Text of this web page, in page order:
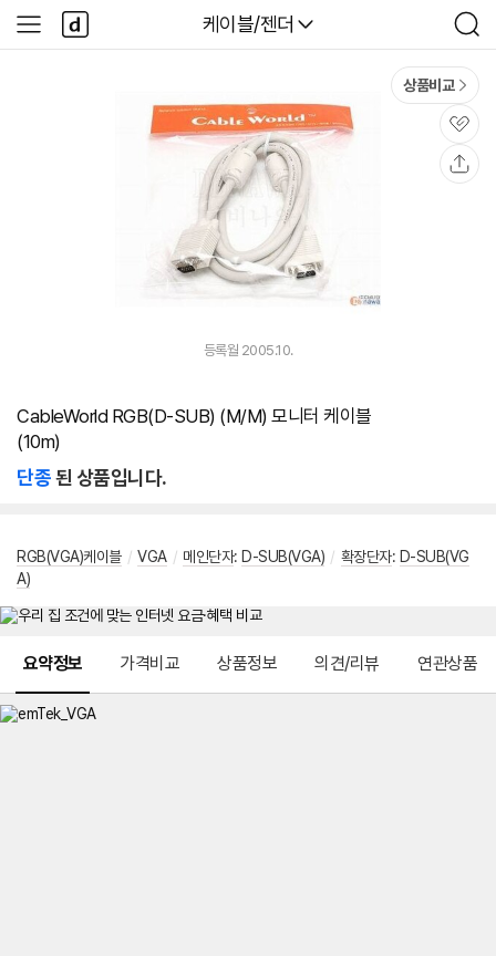
다나와
케이블/젠더
검
색
사
이
다
나
와
상품비교
관
심
등록월 2005.10.
CableWorld RGB(D-SUB) (M/M) 모니터 케이블
(10m)
단종된 상품입니다.
RGB(VGA)케이블 / VGA / 메인단자: D-SUB(VGA) / 확장단자: D-SUB(VG
A)
요약정보 가격비교 상품정보 의견/리뷰 연관상품